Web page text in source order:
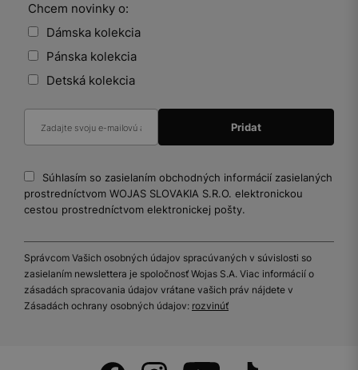
Chcem novinky o:
Dámska kolekcia
Pánska kolekcia
Detská kolekcia
Súhlasím so zasielaním obchodných informácií zasielaných
prostredníctvom WOJAS SLOVAKIA S.R.O. elektronickou
cestou prostredníctvom elektronickej pošty.
Správcom Vašich osobných údajov spracúvaných v súvislosti so
zasielaním newslettera je spoločnosť Wojas S.A. Viac informácií o
zásadách spracovania údajov vrátane vašich práv nájdete v
Zásadách ochrany osobných údajov: rozvinúť